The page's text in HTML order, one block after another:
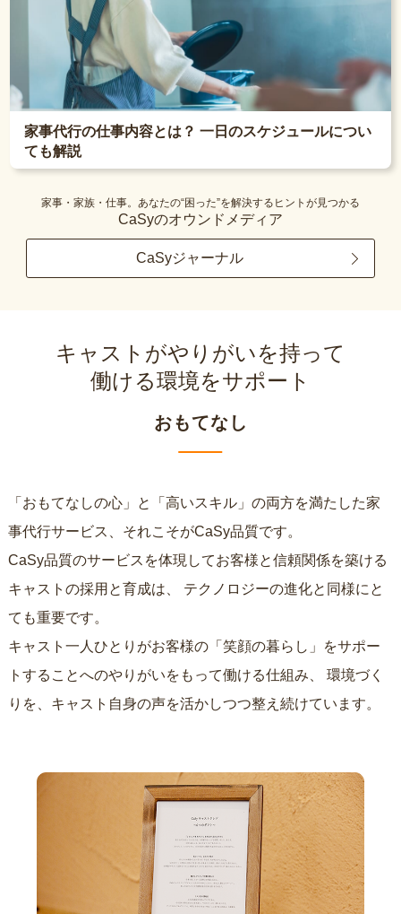
家事代行の仕事内容とは？ 一日のスケジュールについ
ても解説
家事・家族・仕事。あなたの“困った”を解決するヒントが見つかる
CaSyのオウンドメディア
CaSyジャーナル
キャストがやりがいを持って
働ける環境をサポート
おもてなし
「おもてなしの心」と「高いスキル」の両方を満たした家
事代行サービス、それこそがCaSy品質です。
CaSy品質のサービスを体現してお客様と信頼関係を築ける
キャストの採用と育成は、
ても重要です。
キャスト一人ひとりがお客様の「笑顔の暮らし」をサポー
トすることへのやりがいをもって働ける仕組み、
りを、キャスト自身の声を活かしつつ整え続けています。